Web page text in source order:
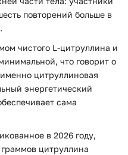
повторений больше в
чистого L-цитруллина и
что говорит о
цитруллиновая
энергетический
сама
в 2026 году,
цитруллина